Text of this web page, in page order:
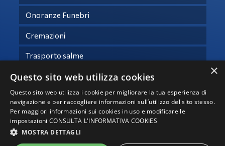
Onoranze Funebri
Cremazioni
Trasporto salme
Necrologi
Contatti
© Copyright 2021 -
×
Questo sito web utilizza cookies
Questo sito web utilizza i cookie per migliorare la tua esperienza di
navigazione e per raccogliere informazioni sull’utilizzo del sito stesso.
Per maggiori informazioni sui cookies in uso e modificare le
impostazioni CONSULTA L'INFORMATIVA COOKIES
MOSTRA DETTAGLI